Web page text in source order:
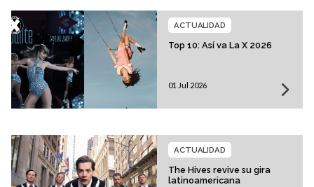
Top 10: Así va La X 2026
ACTUALIDAD
01 Jul 2026
The Hives revive su gira
latinoamericana
ACTUALIDAD